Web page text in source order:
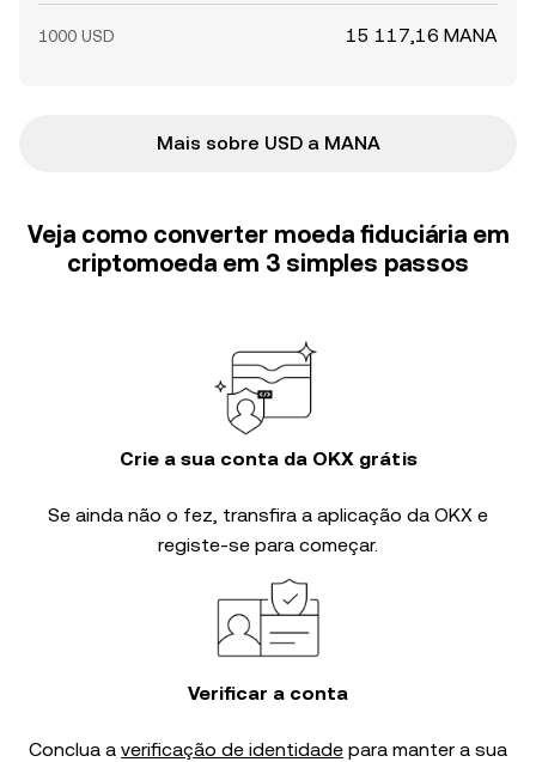
1000 USD 15 117,16 MANA
Mais sobre USD a MANA
Veja como converter moeda fiduciária em
criptomoeda em 3 simples passos
Crie a sua conta da OKX grátis
Se ainda não o fez, transfira a aplicação da OKX e
registe-se para começar.
Verificar a conta
Conclua a verificação de identidade para manter a sua